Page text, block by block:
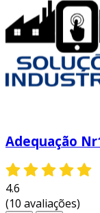
Adequação
4.6
(10 avaliações)